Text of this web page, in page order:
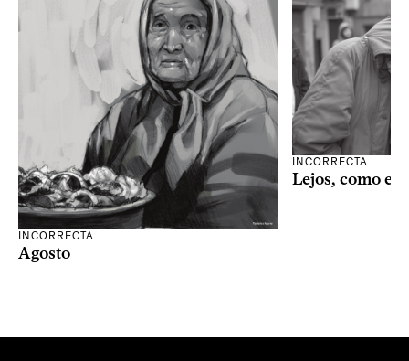
INCORRECTA
Agosto
INCORRECTA
Lejos, como el